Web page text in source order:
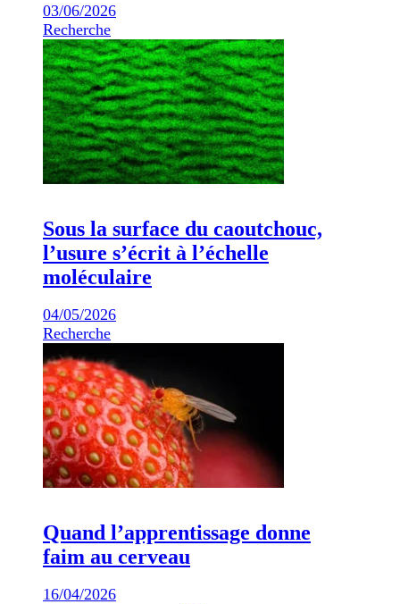
03/06/2026
Recherche
Sous la surface du caoutchouc,
l’usure s’écrit à l’échelle
moléculaire
04/05/2026
Recherche
Quand l’apprentissage donne
faim au cerveau
16/04/2026